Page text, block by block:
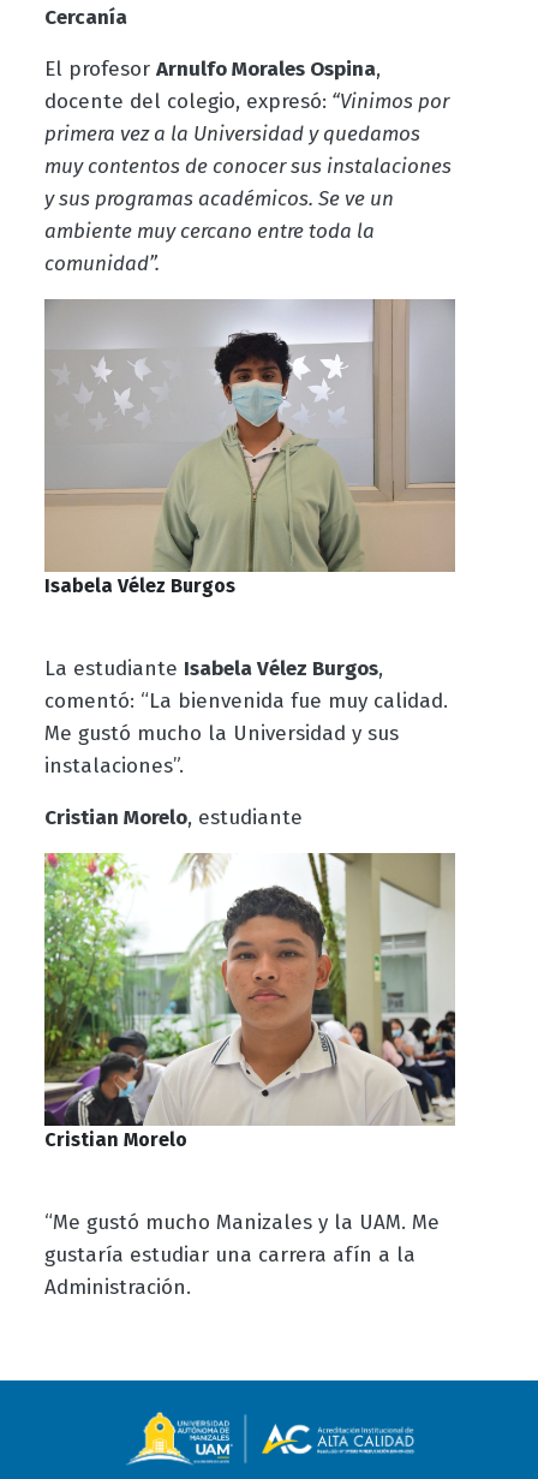
Cercanía
El profesor Arnulfo Morales Ospina,
docente del colegio, expresó: “Vinimos por
primera vez a la Universidad y quedamos
muy contentos de conocer sus instalaciones
y sus programas académicos. Se ve un
ambiente muy cercano entre toda la
comunidad”.
Isabela Vélez Burgos
La estudiante Isabela Vélez Burgos,
comentó: “La bienvenida fue muy calidad.
Me gustó mucho la Universidad y sus
instalaciones”.
Cristian Morelo, estudiante
Cristian Morelo
“Me gustó mucho Manizales y la UAM. Me
gustaría estudiar una carrera afín a la
Administración.